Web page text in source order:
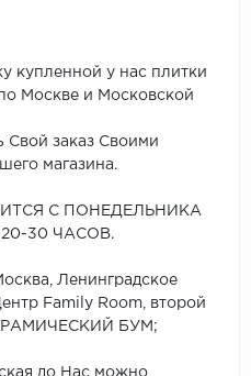
купленной у нас плитки
Москве и Московской
Свой заказ Своими
магазина.
С ПОНЕДЕЛЬНИКА
30 ЧАСОВ.
Ленинградское
Family Room, второй
БУМ;
до Нас можно